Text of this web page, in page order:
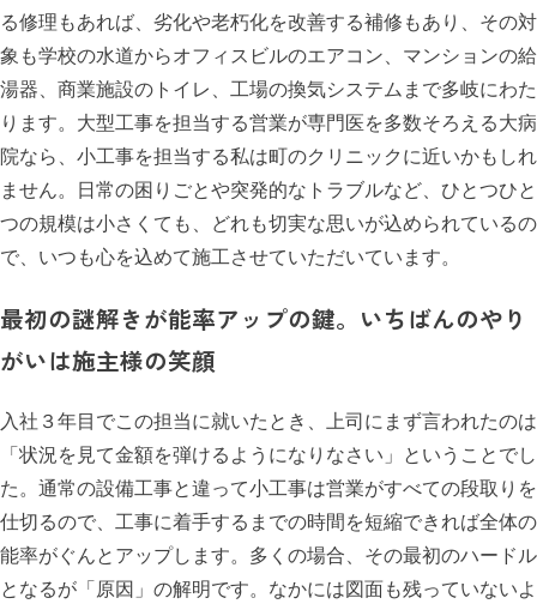
る修理もあれば、劣化や老朽化を改善する補修もあり、その対
象も学校の水道からオフィスビルのエアコン、マンションの給
湯器、商業施設のトイレ、工場の換気システムまで多岐にわた
ります。大型工事を担当する営業が専門医を多数そろえる大病
院なら、小工事を担当する私は町のクリニックに近いかもしれ
ません。日常の困りごとや突発的なトラブルなど、ひとつひと
つの規模は小さくても、どれも切実な思いが込められているの
で、いつも心を込めて施工させていただいています。
最初の謎解きが能率アップの鍵。 いちばんのやり
がいは施主様の笑顔
入社３年目でこの担当に就いたとき、上司にまず言われたのは
「状況を見て金額を弾けるようになりなさい」ということでし
た。通常の設備工事と違って小工事は営業がすべての段取りを
仕切るので、工事に着手するまでの時間を短縮できれば全体の
能率がぐんとアップします。多くの場合、その最初のハードル
となるが「原因」の解明です。なかには図面も残っていないよ